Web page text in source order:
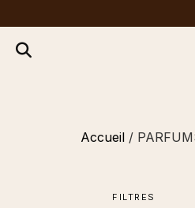
Accueil /
FILTRES